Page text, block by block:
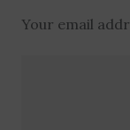
Your email